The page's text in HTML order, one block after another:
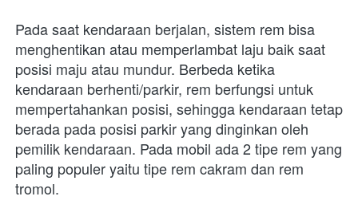
Pada saat kendaraan berjalan, sistem rem bisa
menghentikan atau memperlambat laju baik saat
posisi maju atau mundur. Berbeda ketika
kendaraan berhenti/parkir, rem berfungsi untuk
mempertahankan posisi, sehingga kendaraan tetap
berada pada posisi parkir yang dinginkan oleh
pemilik kendaraan. Pada mobil ada 2 tipe rem yang
paling populer yaitu tipe rem cakram dan rem
tromol.